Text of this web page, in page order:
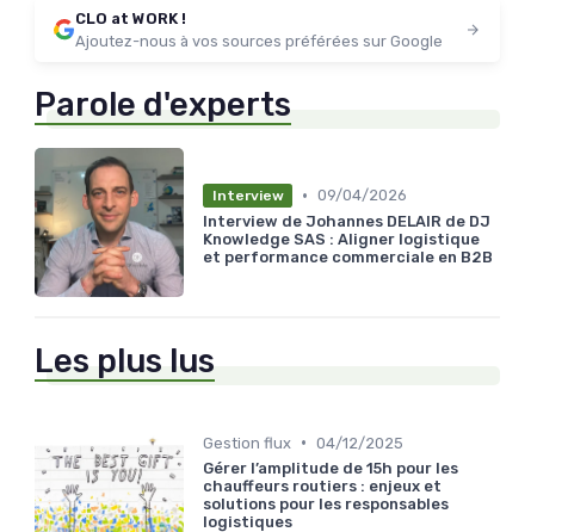
CLO at WORK !
Ajoutez-nous à vos sources préférées sur Google
Parole d'experts
Interview • 09/04/2026
Interview de Johannes DELAIR de DJ
Knowledge SAS : Aligner logistique
et performance commerciale en B2B
Les plus lus
Gestion flux • 04/12/2025
Gérer l’amplitude de 15h pour les
chauffeurs routiers : enjeux et
solutions pour les responsables
logistiques